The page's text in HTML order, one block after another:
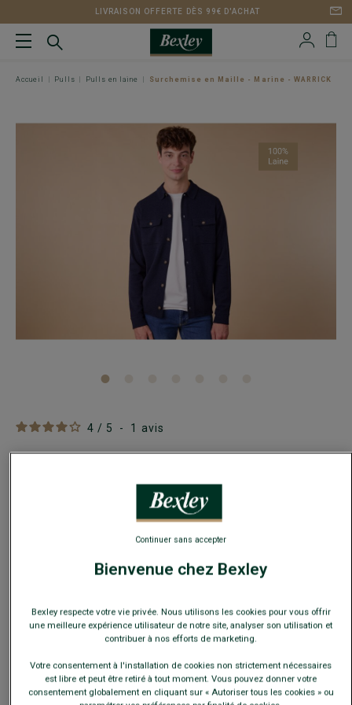
LIVRAISON OFFERTE DÈS 99€ D'ACHAT
Accueil Pulls Pulls en laine Surchemise en Maille - Marine - WARRICK
4 / 5 - 1 avis
Laine d’agneau Geelong - Coupe standard
COULEURS DISPONIBLES
Bienvenue chez Bexley
Bexley respecte votre vie privée. Nous utilisons les cookies pour vous offrir
une meilleure expérience utilisateur de notre site, analyser son utilisation et
contribuer à nos efforts de marketing.
Votre consentement à l'installation de cookies non strictement nécessaires
est libre et peut être retiré à tout moment. Vous pouvez donner votre
consentement globalement en cliquant sur « Autoriser tous les cookies » ou
Continuer sans accepter